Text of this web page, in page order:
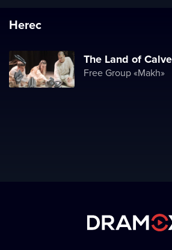
Herec
The Land of
Free Group «Makh»